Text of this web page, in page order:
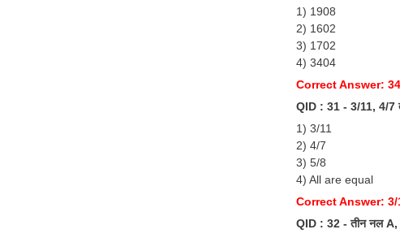
1) 1908
2) 1602
3) 1702
4) 3404
Correct Answer:
QID : 31 - 3/11, 4/7
1) 3/11
2) 4/7
3) 5/8
4) All are equal
Correct Answer: 3/
QID : 32 - तीन नल A,